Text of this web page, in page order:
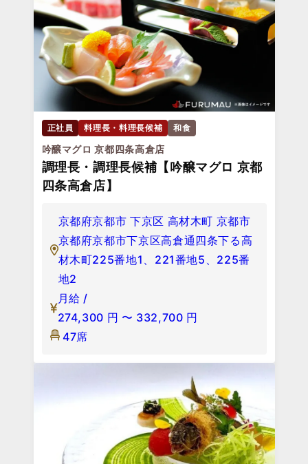
正社員 料理長・料理長候補 和食
吟醸マグロ 京都四条高倉店
調理長・調理長候補【吟醸マグロ 京都
四条高倉店】
京都府京都市 下京区 高材木町 京都市
京都府京都市下京区高倉通四条下る高
材木町225番地1、221番地5、225番
地2
月給 /
274,300 円 〜 332,700 円
47席